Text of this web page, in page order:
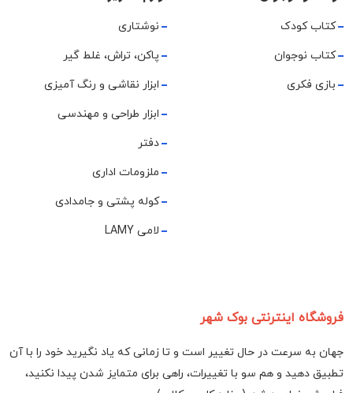
کتاب کودک
کتاب نوجوان
بازی فکری
نوشتاری
پاکن، تراش، غلط گیر
ابزار نقاشی و رنگ آمیزی
ابزار طراحی و مهندسی
دفتر
ملزومات اداری
کوله پشتی و جامدادی
لامی LAMY
فروشگاه اینترنتی بوک شهر
جهان به سرعت در حال تغییر است و تا زمانی که یاد نگیرید خود را با آن
تطبیق دهید و هم سو با تغییرات، راهی برای متمایز شدن پیدا نکنید،